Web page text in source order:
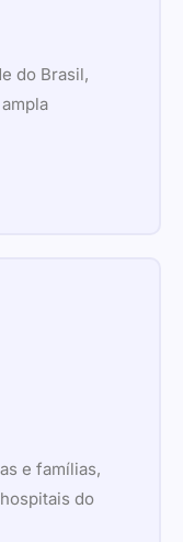
do Brasil,
e famílias,
do